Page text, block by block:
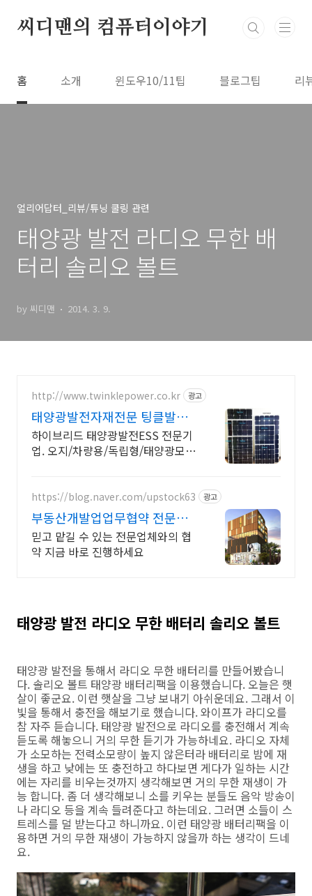
씨디맨의 컴퓨터이야기
홈 소개 윈도우10/11팁 블로그팁 리
얼리어답터_리뷰/튜닝 쿨링 관련
태양광 발전 라디오 무한 배
터리 솔리오 볼트
by 씨디맨 2014. 3. 9.
http://www.twinklepower.co.kr 광고
태양광발전자재전문 팅클발전
소
하이브리드 태양광발전ESS 전문기
업. 오지/차량용/독립형/태양광모
https://blog.naver.com/upstock63 광고
부동산개발업업무협약 전문업
체
믿고 맡길 수 있는 전문업체와의 협
약 지금 바로 진행하세요
태양광 발전 라디오 무한 배터리 솔리오 볼트
태양광 발전을 통해서 라디오 무한 배터리를 만들어봤습니
다. 솔리오 볼트 태양광 배터리팩을 이용했습니다. 오늘은 햇
살이 좋군요. 이런 햇살을 그냥 보내기 아쉬운데요. 그래서 이
빛을 통해서 충전을 해보기로 했습니다. 와이프가 라디오를
참 자주 듣습니다. 태양광 발전으로 라디오를 충전해서 계속
듣도록 해놓으니 거의 무한 듣기가 가능하네요. 라디오 자체
가 소모하는 전력소모량이 높지 않은터라 배터리로 밤에 재
생을 하고 낮에는 또 충전하고 하다보면 게다가 일하는 시간
에는 자리를 비우는것까지 생각해보면 거의 무한 재생이 가
능 합니다. 좀 더 생각해보니 소를 키우는 분들도 음악 방송이
나 라디오 등을 계속 들려준다고 하는데요. 그러면 소들이 스
트레스를 덜 받는다고 하니까요. 이런 태양광 배터리팩을 이
용하면 거의 무한 재생이 가능하지 않을까 하는 생각이 드네
요.